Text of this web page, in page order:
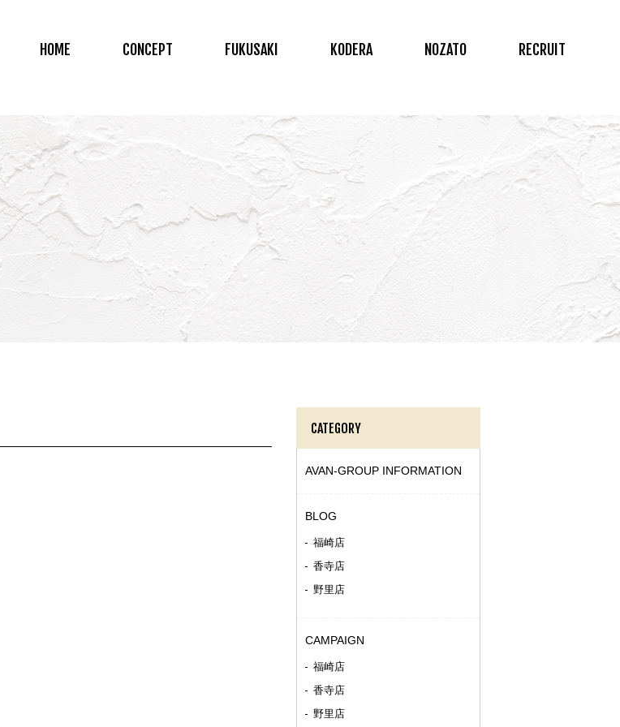
HOME CONCEPT FUKUSAKI KODERA NOZATO RECRUIT
CATEGORY
AVAN-GROUP INFORMATION
BLOG
福崎店
香寺店
野里店
CAMPAIGN
福崎店
香寺店
野里店